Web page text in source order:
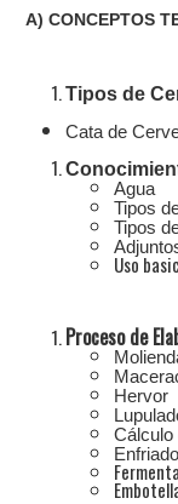
A) CONCEPTOS
Tipos de
Cata de
Agua
Tipos
Tipos
Uso
Proceso de
Hervor
Cálculo
Enfriado